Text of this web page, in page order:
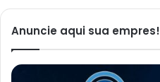
Anuncie aqui sua empres!